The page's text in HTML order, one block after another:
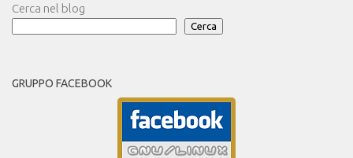
Cerca nel blog
Cerca
GRUPPO FACEBOOK